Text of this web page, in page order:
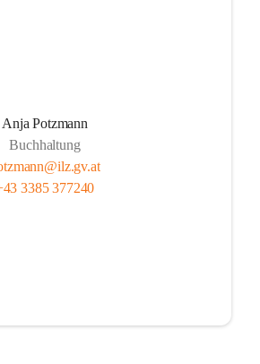
Anja Potzmann
Buchhaltung
3385 377240